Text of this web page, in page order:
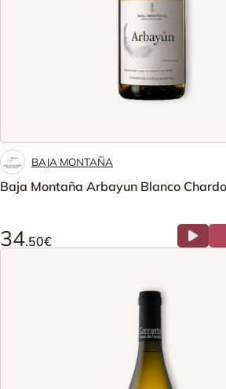
BAJA MONTAÑA
Baja Montaña Arbayun Blanco
34.50€